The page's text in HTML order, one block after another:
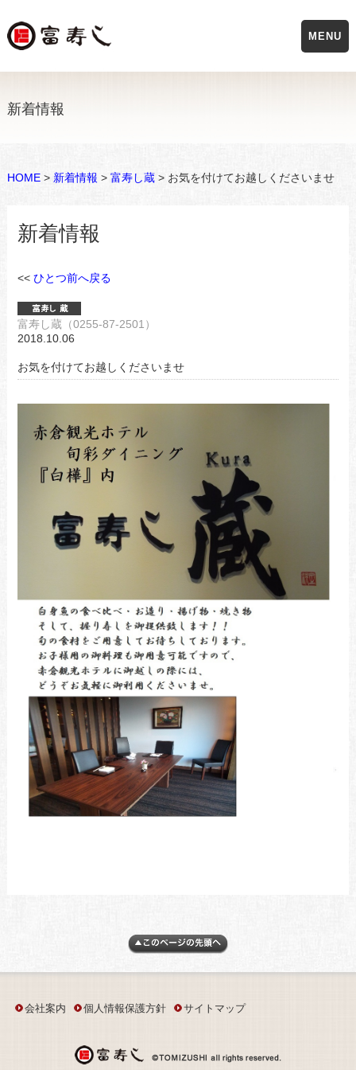
新着情報
HOME> 新着情報 > 富寿し蔵> お気を付けてお越しくださいませ
新着情報
<< ひとつ前へ戻る
富寿し蔵（0255-87-2501）
2018.10.06
お気を付けてお越しくださいませ
会社案内 個人情報保護方針 サイトマップ
MENU